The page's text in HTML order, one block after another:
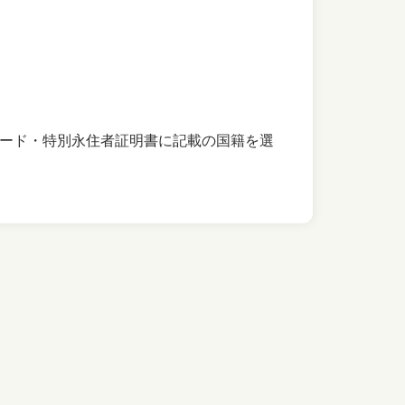
ド・特別永住者証明書に記載の国籍を選